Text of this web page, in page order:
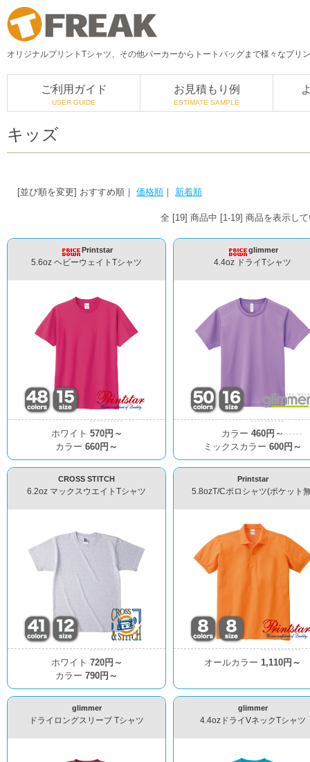
オリジナルプリントTシャツ、その他パーカーからトートバッグまで様々なプリ
ご利用ガイド
USER GUIDE
お見積もり例
ESTIMATE SAMPLE
キッズ
[並び順を変更] おすすめ順 ｜ 価格順 ｜ 新着順
全 [19] 商品中 [1-19] 商品を表示し
Printstar
5.6oz ヘビーウェイトTシャツ
ホワイト570円～
カラー 660円～
glimmer
4.4oz ドライTシャツ
カラー 460円～
ミックスカラー 600円～
CROSS STITCH
6.2oz マックスウエイトTシャツ
ホワイト720円～
カラー 790円～
Printstar
5.8ozT/Cポロシャツ(ポケット
オールカラー 1,110円～
glimmer
ドライロングスリーブ Tシャツ
glimmer
4.4ozドライVネックTシャツ